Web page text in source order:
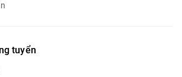
tuyển